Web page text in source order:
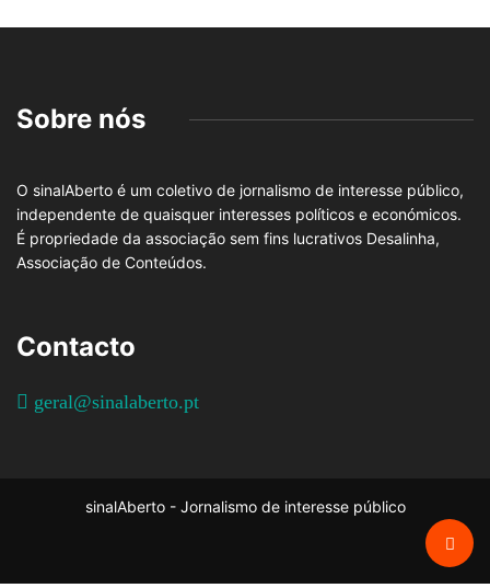
Sobre nós
O sinalAberto é um coletivo de jornalismo de interesse público,
independente de quaisquer interesses políticos e económicos.
É propriedade da associação sem fins lucrativos Desalinha,
Associação de Conteúdos.
Contacto
geral@sinalaberto.pt
sinalAberto - Jornalismo de interesse público